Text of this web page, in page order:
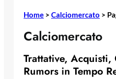
Home > Calciomercato >
Calciomercato
Trattative, Acquisti,
Rumors in Tempo